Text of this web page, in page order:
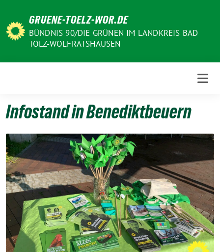
zum
Inhalt
GRUENE-TOELZ-WOR.DE
BÜNDNIS 90/DIE GRÜNEN IM LANDKREIS BAD
TÖLZ-WOLFRATSHAUSEN
Infostand in Benediktbeuern